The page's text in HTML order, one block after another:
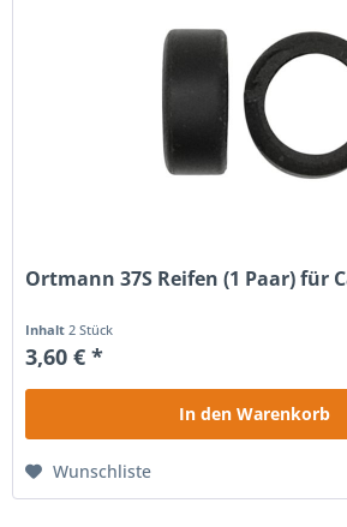
Ortmann 37S Reifen (1 Paar) für
Inhalt2 Stück
3,60 € *
In den Warenkorb
Wunschliste